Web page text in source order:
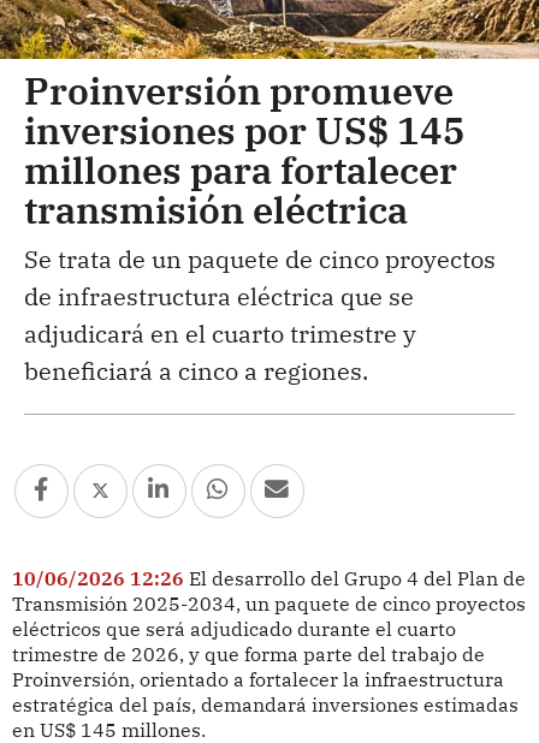
Proinversión promueve
inversiones por US$ 145
millones para fortalecer
transmisión eléctrica
Se trata de un paquete de cinco proyectos
de infraestructura eléctrica que se
adjudicará en el cuarto trimestre y
beneficiará a cinco a regiones.
10/06/2026 12:26 El desarrollo del Grupo 4 del Plan de
Transmisión 2025-2034, un paquete de cinco proyectos
eléctricos que será adjudicado durante el cuarto
trimestre de 2026, y que forma parte del trabajo de
Proinversión, orientado a fortalecer la infraestructura
estratégica del país, demandará inversiones estimadas
en US$ 145 millones.